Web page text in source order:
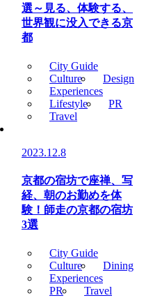
選～見る、体験する、
世界観に没入できる京
都
City Guide
Culture
Design
Experiences
Lifestyle
PR
Travel
2023.12.8
京都の宿坊で座禅、写
経、朝のお勤めを体
験！師走の京都の宿坊
3選
City Guide
Culture
Dining
Experiences
PR
Travel